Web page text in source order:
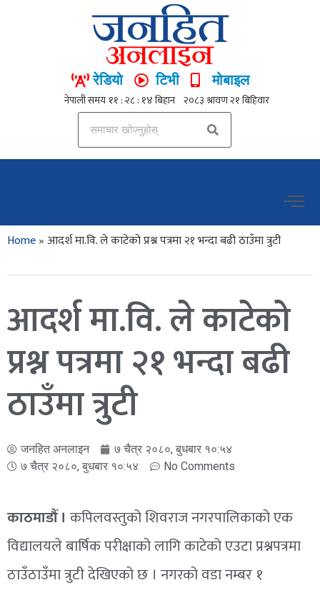
रेडियो टिभी मोबाइल
Home» आदर्श मा.वि. ले काटेको प्रश्न पत्रमा २१ भन्दा बढी ठाउँमा त्रुटी
आदर्श मा.वि. ले काटेको
प्रश्न पत्रमा २१ भन्दा बढी
ठाउँमा त्रुटी
जनहित अनलाइन
७ चैत्र २०८०, बुधबार १०:५४
७ चैत्र २०८०, बुधबार १०:५४
No Comments
काठमाडौँ । कपिलवस्तुको शिवराज नगरपालिकाको एक
विद्यालयले बार्षिक परीक्षाको लागि काटेको एउटा प्रश्नपत्रमा
ठाउँठाउँमा त्रुटी देखिएको छ । नगरको वडा नम्बर १